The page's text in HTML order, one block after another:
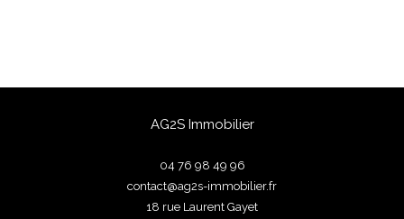
AG2S Immobilier
04 76 98 49 96
contact@ag2s-immobilier.fr
18 rue Laurent Gayet